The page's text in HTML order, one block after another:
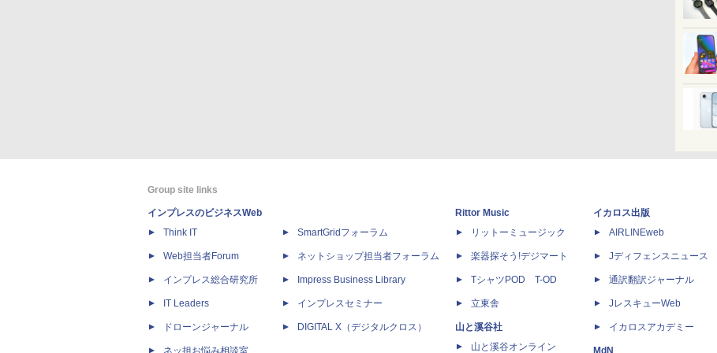
Group site links
インプレスのビジネスWeb
Think IT
Web担当者Forum
インプレス総合研究所
IT Leaders
ドローンジャーナル
ネッ担お悩み相談室
SmartGridフォーラム
ネットショップ担当者フォーラム
Impress Business Library
インプレスセミナー
DIGITAL X（デジタルクロス）
Rittor Music
リットーミュージック
楽器探そう!デジマート
TシャツPOD T-OD
立東舎
山と溪谷社
山と溪谷オンライン
イカロス出版
AIRLINEweb
Jディフェンスニュース
通訳翻訳ジャーナル
JレスキューWeb
イカロスアカデミー
MdN